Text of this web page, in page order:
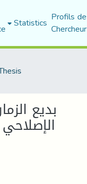
Statistics Profils
بديع